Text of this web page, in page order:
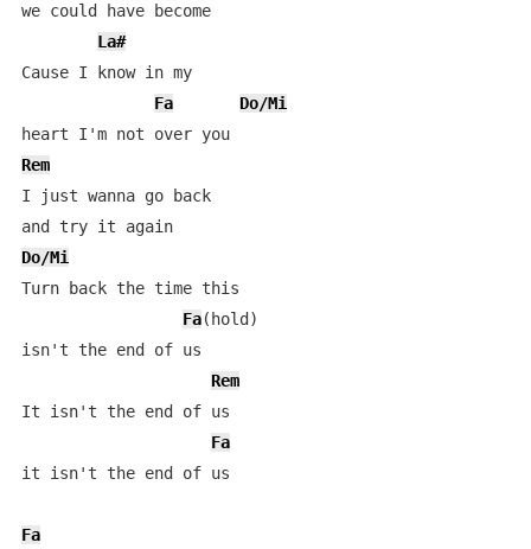
we could have become
La#
Cause I know in my
Fa
Do/Mi
heart I'm not over you
Rem
I just wanna go back
and try it again
Do/Mi
Turn back the time this
Fa(hold)
isn't the end of us
Rem
It isn't the end of us
Fa
it isn't the end of us
Fa